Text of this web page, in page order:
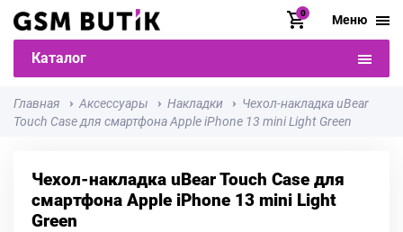
0 Меню
Каталог
Главная Аксессуары Накладки
Чехол-накладка uBear
Touch Case для смартфона Apple iPhone 13 mini Light Green
Чехол-накладка uBear Touch Case для
смартфона Apple iPhone 13 mini Light
Green